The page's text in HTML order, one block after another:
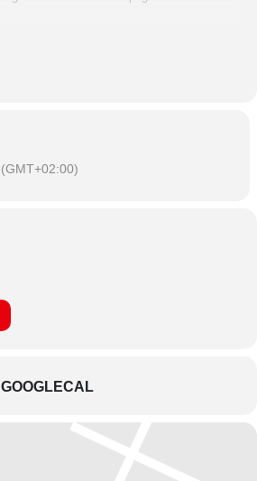
internazionali.
un percorso di 10 lezioni in cui il pilota
del sito>>
(GMT+02:00)
GOOGLECAL